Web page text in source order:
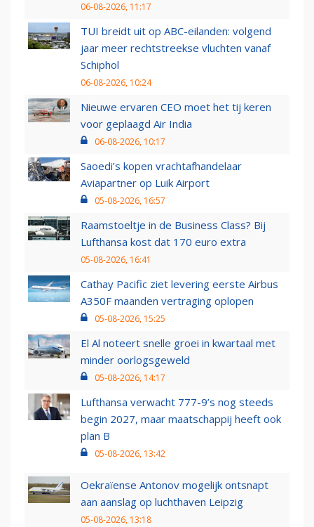
06-08-2026, 11:17
TUI breidt uit op ABC-eilanden: volgend
jaar meer rechtstreekse vluchten vanaf
Schiphol
06-08-2026, 10:24
Nieuwe ervaren CEO moet het tij keren
voor geplaagd Air India
06-08-2026, 10:17
Saoedi’s kopen vrachtafhandelaar
Aviapartner op Luik Airport
05-08-2026, 16:57
Raamstoeltje in de Business Class? Bij
Lufthansa kost dat 170 euro extra
05-08-2026, 16:41
Cathay Pacific ziet levering eerste Airbus
A350F maanden vertraging oplopen
05-08-2026, 15:25
El Al noteert snelle groei in kwartaal met
minder oorlogsgeweld
05-08-2026, 14:17
Lufthansa verwacht 777-9’s nog steeds
begin 2027, maar maatschappij heeft ook
plan B
05-08-2026, 13:42
Oekraïense Antonov mogelijk ontsnapt
aan aanslag op luchthaven Leipzig
05-08-2026, 13:18